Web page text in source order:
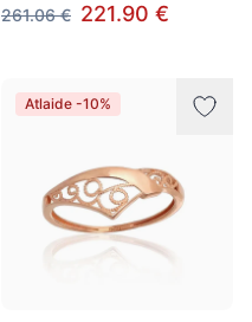
261.06 € 221.90 €
Atlaide -10%